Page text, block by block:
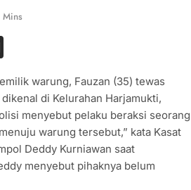
Mins
warung, Fauzan (35) tewas
di Kelurahan Harjamukti,
menyebut pelaku beraksi seorang
warung tersebut,” kata Kasat
Deddy Kurniawan saat
menyebut pihaknya belum